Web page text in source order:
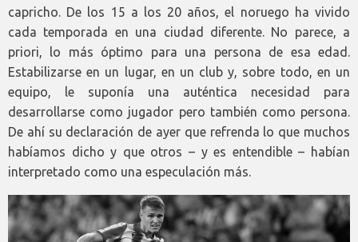
capricho. De los 15 a los 20 años, el noruego ha vivido
cada temporada en una ciudad diferente. No parece, a
priori, lo más óptimo para una persona de esa edad.
Estabilizarse en un lugar, en un club y, sobre todo, en un
equipo, le suponía una auténtica necesidad para
desarrollarse como jugador pero también como persona.
De ahí su declaración de ayer que refrenda lo que muchos
habíamos dicho y que otros – y es entendible – habían
interpretado como una especulación más.